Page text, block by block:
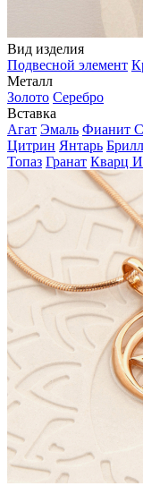
Вид изделия
Подвесной элемент
Металл
Золото Серебро
Вставка
Агат Эмаль Фианит
Цитрин Янтарь
Топаз Гранат Кварц